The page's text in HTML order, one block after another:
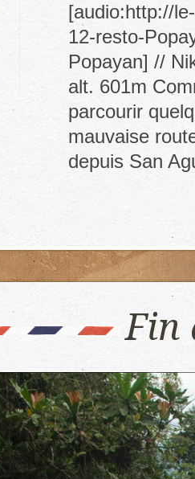
[audio:http://
12-resto-
Popayan] //
alt. 601m
parcourir
mauvaise
depuis San
Fin